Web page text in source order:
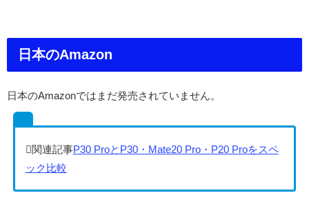
日本のAmazon
日本のAmazonではまだ発売されていません。
P30 ProとP30・Mate20 Pro・P20 Proをスペ
ック比較